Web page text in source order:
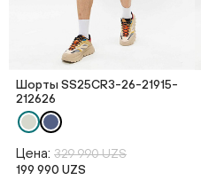
Шорты SS25CR3-26-21915-
212626
Цена: 329 990 UZS
199 990 UZS